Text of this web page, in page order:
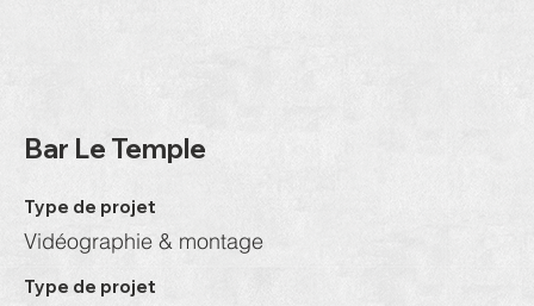
Bar Le Temple
Type de projet
Vidéographie & montage
Type de projet